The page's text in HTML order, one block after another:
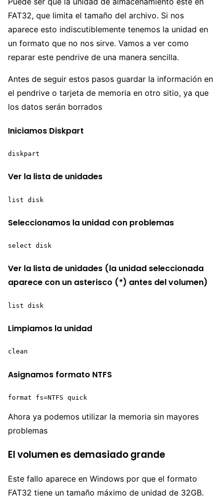
FAT32, que limita el tamaño del archivo. Si nos
aparece esto indiscutiblemente tenemos la unidad en
un formato que no nos sirve. Vamos a ver como
reparar este pendrive de una manera sencilla.
Antes de seguir estos pasos guardar la información en
el pendrive o tarjeta de memoria en otro sitio, ya que
los datos serán borrados
Iniciamos Diskpart
diskpart
Ver la lista de unidades
list disk
Seleccionamos la unidad con problemas
select disk
Ver la lista de unidades (la unidad seleccionada
aparece con un asterisco (*) antes del volumen)
list disk
Limpiamos la unidad
clean
Asignamos formato NTFS
format fs=NTFS quick
Ahora ya podemos utilizar la memoria sin mayores
problemas
El volumen es demasiado grande
Este fallo aparece en Windows por que el formato
FAT32 tiene un tamaño máximo de unidad de 32GB.